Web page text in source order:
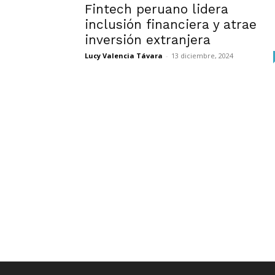
Fintech peruano lidera
inclusión financiera y atrae
inversión extranjera
Lucy Valencia Távara - 13 diciembre, 2024